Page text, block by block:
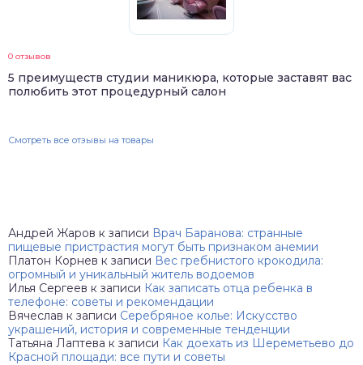
0 отзывов
5 преимуществ студии маникюра, которые заставят вас
полюбить этот процедурный салон
Смотреть все отзывы на товары
Андрей Жаров к записи Врач Баранова: странные
пищевые пристрастия могут быть признаком анемии
Платон Корнев к записи Вес гребнистого крокодила:
огромный и уникальный житель водоемов
Илья Сергеев к записи Как записать отца ребенка в
телефоне: советы и рекомендации
Вячеслав к записи Серебряное колье: Искусство
украшений, история и современные тенденции
Татьяна Лаптева к записи Как доехать из Шереметьево до
Красной площади: все пути и советы